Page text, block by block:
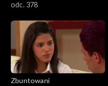
odc. 378
Zbuntowani